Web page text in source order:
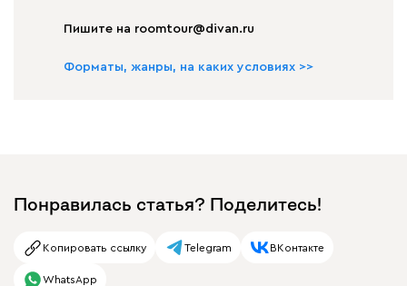
Пишите на roomtour@divan.ru
Форматы, жанры, на каких условиях >>
Понравилась статья? Поделитесь!
Копировать ссылку Telegram ВКонтакте
WhatsApp